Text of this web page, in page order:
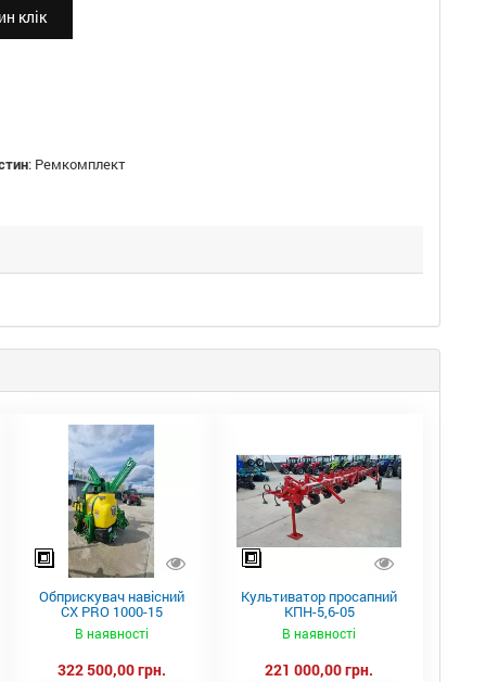
клік
: Ремкомплект
Обприскувач навісний
CX PRO 1000-15
В наявності
322 500,00 грн.
Культиватор просапний
КПН-5,6-05
В наявності
221 000,00 грн.